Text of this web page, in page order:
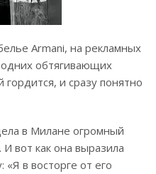
Armani, на рекламных
обтягивающих
гордится, и сразу понятно
в Милане огромный
вот как она выразила
«Я в восторге от его